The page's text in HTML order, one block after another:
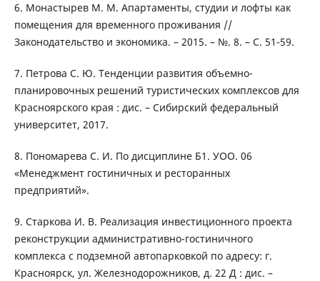
6. Монастырев М. М. Апартаменты, студии и лофты как
помещения для временного проживания //
Законодательство и экономика. – 2015. – №. 8. – С. 51-59.
7. Петрова С. Ю. Тенденции развития объемно-
планировочных решений туристических комплексов для
Красноярского края : дис. – Сибирский федеральный
университет, 2017.
8. Пономарева С. И. По дисциплине Б1. УОО. 06
«Менеджмент гостиничных и ресторанных
предприятий».
9. Старкова И. В. Реализация инвестиционного проекта
реконструкции административно-гостиничного
комплекса с подземной автопарковкой по адресу: г.
Красноярск, ул. Железнодорожников, д. 22 Д : дис. –